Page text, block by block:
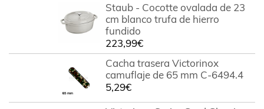
Staub - Cocotte ovalada de 23
cm blanco trufa de hierro
fundido
223,99€
Cacha trasera Victorinox
camuflaje de 65 mm C-6494.4
5,29€